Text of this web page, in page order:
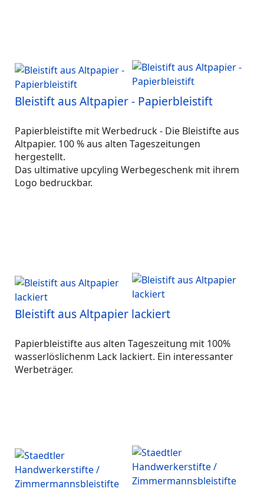
Bleistift aus Altpapier - Papierbleistift
Papierbleistifte mit Werbedruck - Die Bleistifte aus
Altpapier. 100 % aus alten Tageszeitungen
hergestellt.
Das ultimative upcyling Werbegeschenk mit ihrem
Logo bedruckbar.
Bleistift aus Altpapier lackiert
Papierbleistifte aus alten Tageszeitung mit 100%
wasserlöslichenm Lack lackiert. Ein interessanter
Werbeträger.